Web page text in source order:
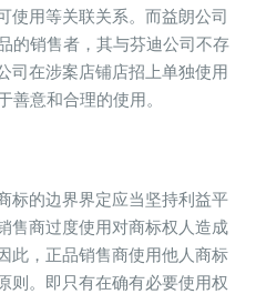
使用等关联关系。而益朗公司
的销售者，其与芬迪公司不存
司在涉案店铺店招上单独使用
善意和合理的使用。
标的边界界定应当坚持利益平
售商过度使用对商标权人造成
此，正品销售商使用他人商标
则。即只有在确有必要使用权